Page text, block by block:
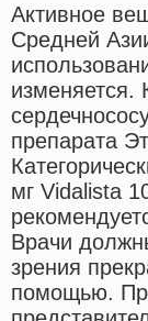
Активное
Средней
изменяется.
препарата
мг Vidalista
Врачи
зрения
помощью.